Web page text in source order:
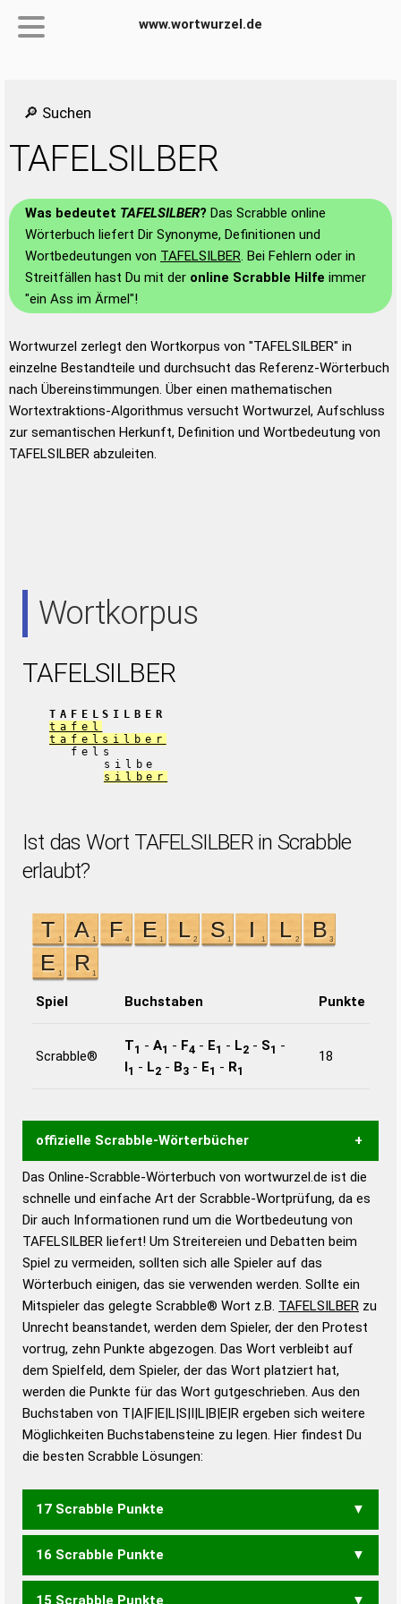
www.wortwurzel.de
🔎 Suchen
TAFELSILBER
Was bedeutet TAFELSILBER? Das Scrabble online
Wörterbuch liefert Dir Synonyme, Definitionen und
Wortbedeutungen von TAFELSILBER. Bei Fehlern oder in
Streitfällen hast Du mit der online Scrabble Hilfe immer
"ein Ass im Ärmel"!
Wortwurzel zerlegt den Wortkorpus von "TAFELSILBER" in
einzelne Bestandteile und durchsucht das Referenz-Wörterbuch
nach Übereinstimmungen. Über einen mathematischen
Wortextraktions-Algorithmus versucht Wortwurzel, Aufschluss
zur semantischen Herkunft, Definition und Wortbedeutung von
TAFELSILBER abzuleiten.
Wortkorpus
TAFELSILBER
TAFELSILBER
tafel
tafelsilber
fels
silbe
silber
Ist das Wort TAFELSILBER in Scrabble
erlaubt?
Spiel Buchstaben Punkte
Scrabble®
T1 - A1 - F4 - E1 - L2 - S1 -
I1 - L2 - B3 - E1 - R1
18
offizielle Scrabble-Wörterbücher
Wortwurzel liefert mit Hilfe eines semantischen
Wortanalyse-Algorithmus gute Anhaltspunkte zu
Wortbedeutung, Worttrennung und Wortform, um die
Gültigkeit eines Wortes für das Scrabble-Spiel zu
bestimmen! zugelassene Turnier Scrabble-
Wörterbücher sind:
Duden – Standardwerk in 12 Bänden
Duden – Richtiges und gutes
Deutsch
Duden – Die deutsche Grammatik
Duden – Deutsches
Universalwörterbuch
Das Online-Scrabble-Wörterbuch von wortwurzel.de ist die
schnelle und einfache Art der Scrabble-Wortprüfung, da es
Dir auch Informationen rund um die Wortbedeutung von
TAFELSILBER liefert! Um Streitereien und Debatten beim
Spiel zu vermeiden, sollten sich alle Spieler auf das
Wörterbuch einigen, das sie verwenden werden. Sollte ein
Mitspieler das gelegte Scrabble® Wort z.B. TAFELSILBER zu
Unrecht beanstandet, werden dem Spieler, der den Protest
vortrug, zehn Punkte abgezogen. Das Wort verbleibt auf
dem Spielfeld, dem Spieler, der das Wort platziert hat,
werden die Punkte für das Wort gutgeschrieben. Aus den
Buchstaben von T|A|F|E|L|S|I|L|B|E|R ergeben sich weitere
Möglichkeiten Buchstabensteine zu legen. Hier findest Du
die besten Scrabble Lösungen:
17 Scrabble Punkte
STERBEFALL
16 Scrabble Punkte
15 Scrabble Punkte